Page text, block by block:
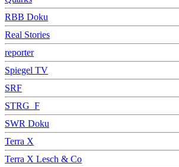
RBB Doku
Real Stories
reporter
Spiegel TV
SRF
STRG_F
SWR Doku
Terra X
Terra X Lesch & Co